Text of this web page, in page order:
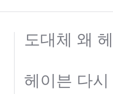
도대체 왜
헤이븐 다